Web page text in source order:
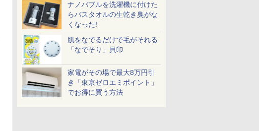
ナノバブルを洗濯機に付けた
らバスタオルの生乾き臭がな
くなった!
肌をなでるだけで毛がそれる
「なでそり」貝印
家電がその場で最大8万円引
き「東京ゼロエミポイント」
でお得に買う方法